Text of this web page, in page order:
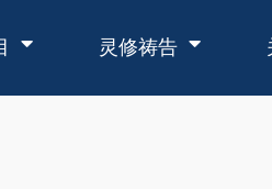
灵修祷告